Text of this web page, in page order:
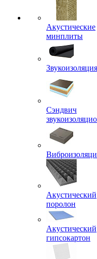
Акустические
минплиты
Сэндвич
Акустический
поролон
Акустический
гипсокартон